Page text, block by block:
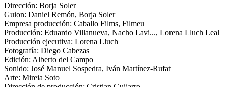
Dirección: Borja Soler
Guion: Daniel Remón, Borja Soler
Empresa producción: Caballo Films, Filmeu
Producción: Eduardo Villanueva, Nacho Lavi..., Lorena Lluch Leal
Producción ejecutiva: Lorena Lluch
Fotografía: Diego Cabezas
Edición: Alberto del Campo
Sonido: José Manuel Sospedra, Iván Martínez-Rufat
Arte: Mireia Soto